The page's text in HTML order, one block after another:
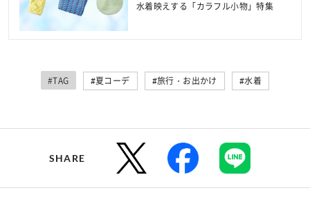
水着映えする「カラフル小物」特集
#TAG #夏コーデ #旅行・お出かけ #水着
SHARE